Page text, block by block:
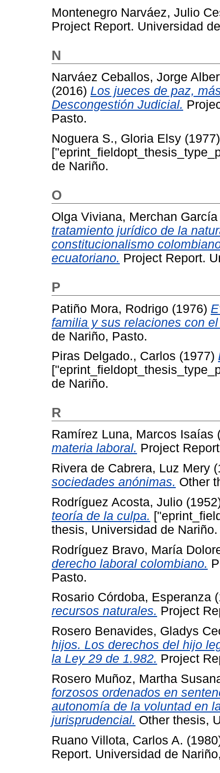
Montenegro Narváez, Julio
Project Report. Universidad
N
Narváez Ceballos, Jorge
(2016) Los jueces de paz,
Descongestión Judicial.
Pasto.
Noguera S., Gloria Elsy
de Nariño.
O
Olga Viviana, Merchan García
tratamiento jurídico de la
constitucionalismo
ecuatoriano. Project Report.
P
Patiño Mora, Rodrigo (1976)
familia y sus relaciones con
de Nariño, Pasto.
Piras Delgado., Carlos (1977)
de Nariño.
R
Ramírez Luna, Marcos Isaías
materia laboral. Project
Rivera de Cabrera, Luz Mery
sociedades anónimas. Other
Rodríguez Acosta, Julio
teoría de la culpa.
thesis, Universidad de Nariño.
Rodríguez Bravo, María
derecho laboral colombiano.
Pasto.
Rosario Córdoba, Esperanza
recursos naturales. Project
Rosero Benavides, Gladys
hijos. Los derechos del hijo
la Ley 29 de 1.982. Project
Rosero Muñoz, Martha
forzosos ordenados en
autonomía de la voluntad en
jurisprudencial. Other thesis,
Ruano Villota, Carlos A.
Report. Universidad de